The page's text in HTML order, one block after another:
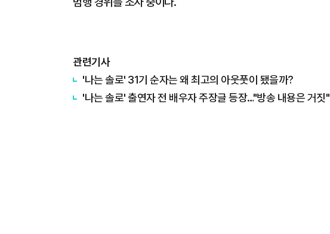
관련기사
'나는 솔로' 31기 순자는 왜 최고의 아웃풋이 됐을까?
'나는 솔로' 출연자 전 배우자 주장글 등장…"방송 내용은 거짓"